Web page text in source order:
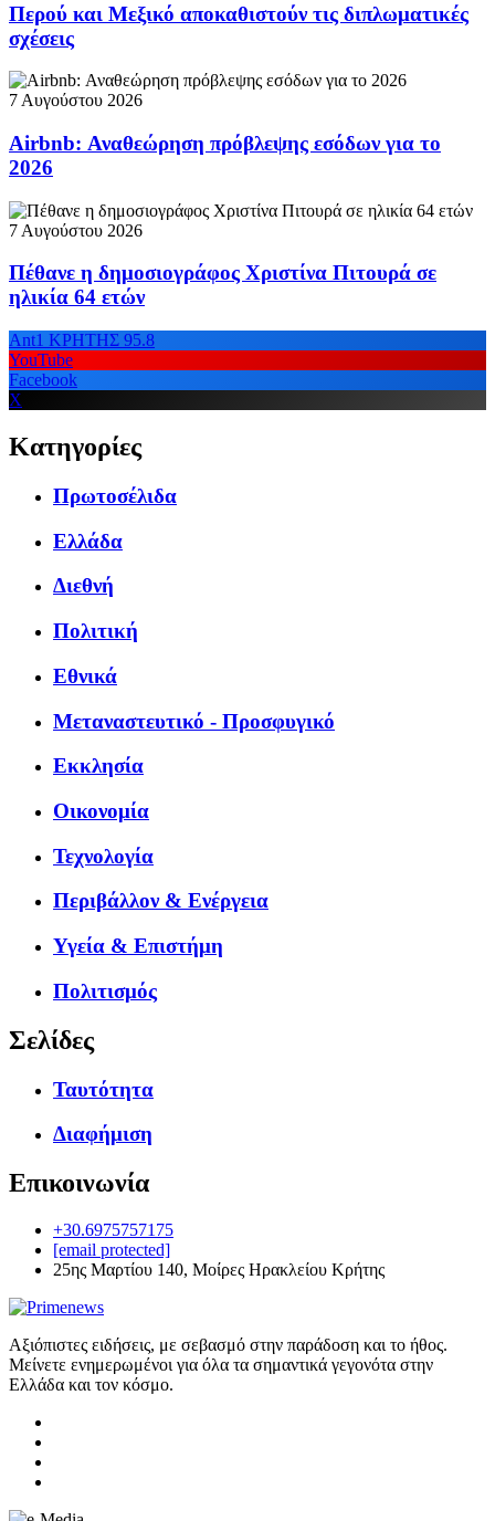
Περού και Μεξικό αποκαθιστούν τις διπλωματικές
σχέσεις
7 Αυγούστου 2026
Airbnb: Αναθεώρηση πρόβλεψης εσόδων για το
2026
7 Αυγούστου 2026
Πέθανε η δημοσιογράφος Χριστίνα Πιτουρά σε
ηλικία 64 ετών
Ant1 ΚΡΗΤΗΣ 95.8
YouTube
Facebook
X
Κατηγορίες
Πρωτοσέλιδα
Ελλάδα
Διεθνή
Πολιτική
Εθνικά
Μεταναστευτικό - Προσφυγικό
Εκκλησία
Οικονομία
Τεχνολογία
Περιβάλλον & Ενέργεια
Υγεία & Επιστήμη
Πολιτισμός
Σελίδες
Ταυτότητα
Διαφήμιση
Επικοινωνία
+30.6975757175
[email protected]
25ης Μαρτίου 140, Μοίρες Ηρακλείου Κρήτης
Αξιόπιστες ειδήσεις, με σεβασμό στην παράδοση και το ήθος.
Μείνετε ενημερωμένοι για όλα τα σημαντικά γεγονότα στην
Ελλάδα και τον κόσμο.